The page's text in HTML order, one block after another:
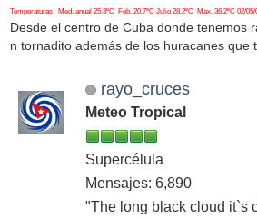
Temperaturas Med. anual 25.3ºC Feb. 20.7ºC Julio 28.2ºC Max. 36.2ºC 02/05/
Desde el centro de Cuba donde tenemos
n tornadito además de los huracanes que
rayo_cruces
Meteo Tropical
Supercélula
Mensajes: 6,890
"The long black cloud it`s